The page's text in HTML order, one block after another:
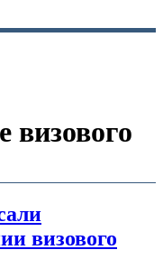
визового
визового